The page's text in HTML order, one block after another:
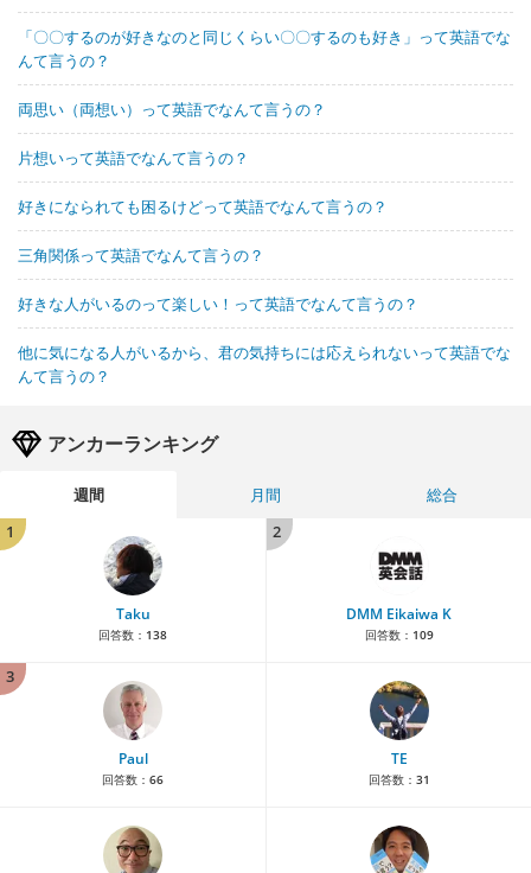
「〇〇するのが好きなのと同じくらい〇〇するのも好き」って英語でな
んて言うの？
両思い（両想い）って英語でなんて言うの？
片想いって英語でなんて言うの？
好きになられても困るけどって英語でなんて言うの？
三角関係って英語でなんて言うの？
好きな人がいるのって楽しい！って英語でなんて言うの？
他に気になる人がいるから、君の気持ちには応えられないって英語でな
んて言うの？
アンカーランキング
週間 月間
総合
1
Taku
回答数： 138
2
DMM Eikaiwa K
回答数： 109
3
Paul
回答数： 66
TE
回答数： 31